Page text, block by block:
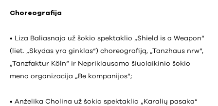
Choreografija
• Liza Baliasnaja už šokio spektaklio „Shield is a Weapon“
(liet. „Skydas yra ginklas“) choreografiją, „Tanzhaus nrw“,
„Tanzfaktur Köln“ ir Nepriklausomo šiuolaikinio šokio
meno organizacija „Be kompanijos“;
• Anželika Cholina už šokio spektaklio „Karalių pasaka“